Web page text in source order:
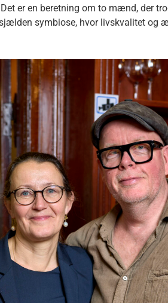
er en beretning om to mænd, der
symbiose, hvor livskvalitet og